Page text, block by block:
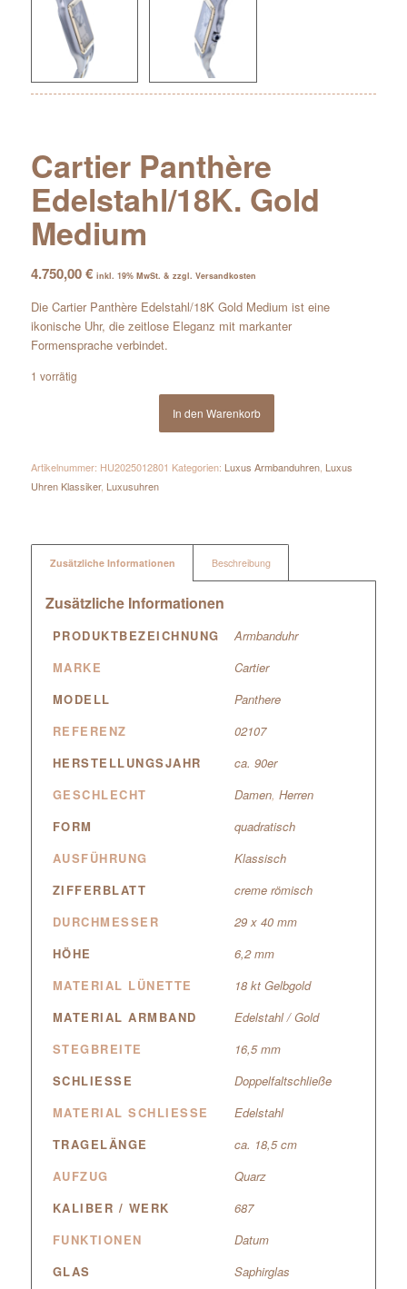
Cartier Panthère
Edelstahl/18K. Gold
Medium
4.750,00€ inkl. 19% MwSt. & zzgl. Versandkosten
Die Cartier Panthère Edelstahl/18K Gold Medium ist eine
ikonische Uhr, die zeitlose Eleganz mit markanter
Formensprache verbindet.
1 vorrätig
In den Warenkorb
Artikelnummer: HU2025012801 Kategorien: Luxus Armbanduhren, Luxus
Uhren Klassiker, Luxusuhren
Zusätzliche Informationen Beschreibung
Zusätzliche Informationen
PRODUKTBEZEICHNUNG
Armbanduhr
MARKE
Cartier
MODELL
Panthere
REFERENZ
02107
HERSTELLUNGSJAHR
ca. 90er
GESCHLECHT
Damen, Herren
FORM
quadratisch
AUSFÜHRUNG
Klassisch
ZIFFERBLATT
creme römisch
DURCHMESSER
29 x 40 mm
HÖHE
6,2 mm
MATERIAL LÜNETTE
18 kt Gelbgold
MATERIAL ARMBAND
Edelstahl / Gold
STEGBREITE
16,5 mm
SCHLIESSE
Doppelfaltschließe
MATERIAL SCHLIESSE
Edelstahl
TRAGELÄNGE
ca. 18,5 cm
AUFZUG
Quarz
KALIBER / WERK
687
FUNKTIONEN
Datum
GLAS
Saphirglas